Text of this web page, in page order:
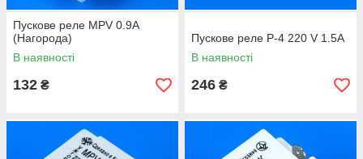
Пускове реле MPV 0.9A
(Нагорода)
В наявності
132 ₴
Пускове реле Р-4 220 V 1.5A
В наявності
246 ₴